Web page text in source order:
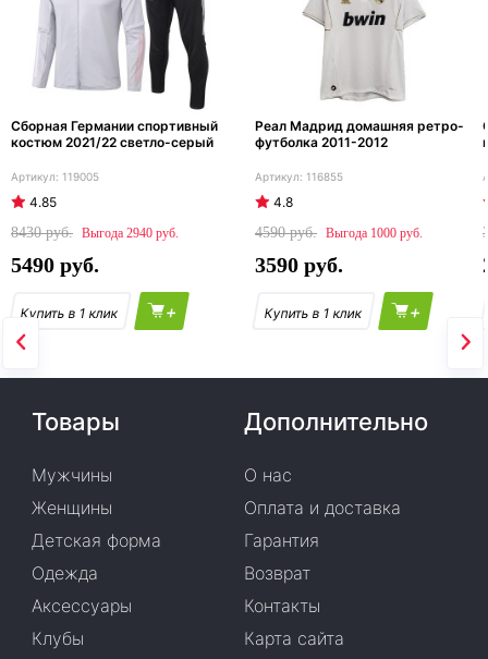
Сборная Германии спортивный
костюм 2021/22 светло-серый
119005
4.85
8430
2940
5490
+
Реал Мадрид домашняя ретро-
футболка 2011-2012
116855
4.8
4590
1000
3590
+
Товары
Мужчины
Женщины
Детская форма
Одежда
Аксессуары
Клубы
Дополнительно
О нас
Оплата и доставка
Гарантия
Возврат
Контакты
Карта сайта